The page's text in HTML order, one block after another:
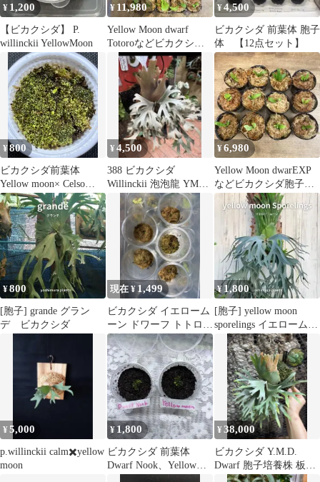
¥ 1,200
【ビカクシダ】 P.
willinckii YellowMoon
¥ 11,980
Yellow Moon dwarf
Totoroなどビカクシダ
胞子培養株35種
¥4,500
ビカクシダ 前葉体 胞子
体 【12点セット】
¥800
ビカクシダ前葉体
Yellow moon× Celso
Tatsuta ①
¥4,500
388 ビカクシダ
Willinckii 泡泡龍 YMDS
¥6,980
Yellow Moon dwarEXP
などビカクシダ胞子培
養お得12種
¥800
[胞子] grande グラン
デ ビカクシダ
現在 ¥ 1,499
ビカクシダ イエローム
ーン ドワーフ トトロ
胞子培養 1株
¥ 1,800
[胞子] yellow moon
sporelings イエロームー
¥5,000
p.willinckii calm✖️yellow
moon
¥1,800
ビカクシダ 前葉体
Dwarf Nook、Yellow
moon2点セット
¥38,000
ビカクシダ Y.M.D.
Dwarf 胞子培養株 板付